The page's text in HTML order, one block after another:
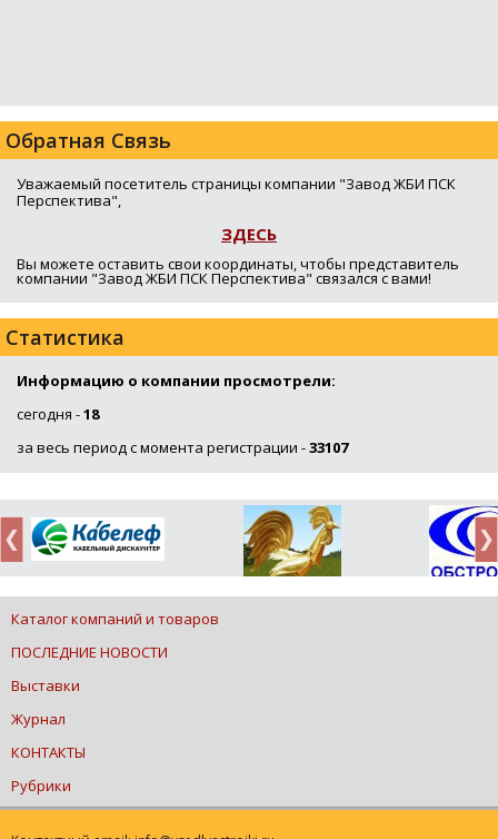
Обратная Связь
Уважаемый посетитель страницы компании "Завод ЖБИ ПСК
Перспектива",
ЗДЕСЬ
Вы можете оставить свои координаты, чтобы представитель
компании "Завод ЖБИ ПСК Перспектива" связался с вами!
Статистика
Информацию о компании просмотрели:
сегодня -18
за весь период с момента регистрации -33107
Каталог компаний и товаров
ПОСЛЕДНИЕ НОВОСТИ
Выставки
Журнал
КОНТАКТЫ
Рубрики